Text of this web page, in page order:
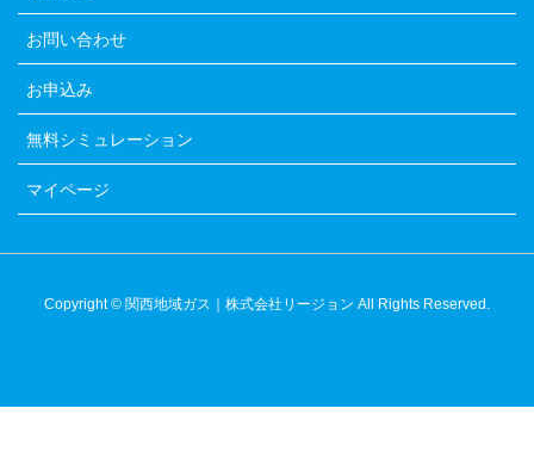
お問い合わせ
お申込み
無料シミュレーション
マイページ
Copyright © 関西地域ガス｜株式会社リージョン All Rights Reserved.